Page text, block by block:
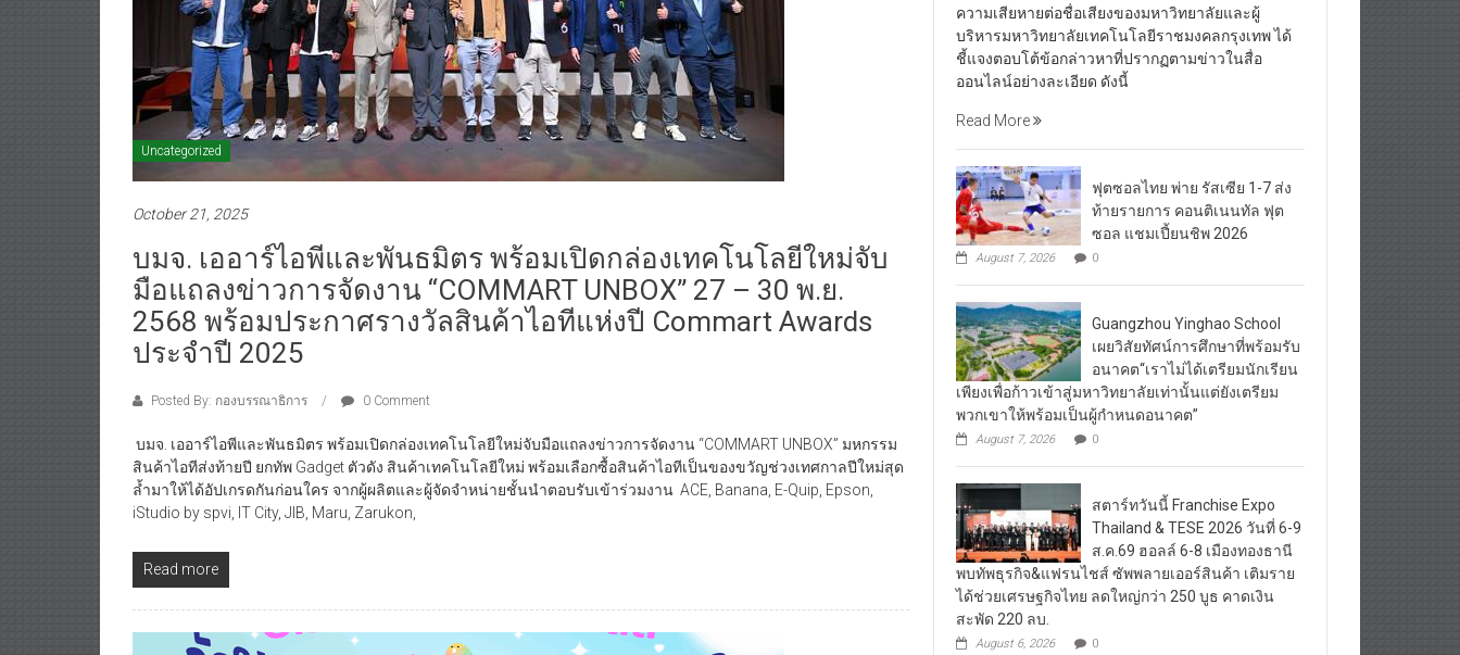
Uncategorized
October 21, 2025
บมจ. เออาร์ไอพีและพันธมิตร พร้อมเปิดกล่องเทคโนโลยีใหม่จับ
มือแถลงข่าวการจัดงาน “COMMART UNBOX” 27 – 30 พ.ย.
2568 พร้อมประกาศรางวัลสินค้าไอทีแห่งปี Commart Awards
ประจำปี 2025
Posted By: กองบรรณาธิการ 0 Comment
บมจ. เออาร์ไอพีและพันธมิตร พร้อมเปิดกล่องเทคโนโลยีใหม่จับมือแถลงข่าวการจัดงาน “COMMART UNBOX” มหกรรม
สินค้าไอทีส่งท้ายปี ยกทัพ Gadget ตัวดัง สินค้าเทคโนโลยีใหม่ พร้อมเลือกซื้อสินค้าไอทีเป็นของขวัญช่วงเทศกาลปีใหม่สุด
ล้ำมาให้ได้อัปเกรดกันก่อนใคร จากผู้ผลิตและผู้จัดจำหน่ายชั้นนำตอบรับเข้าร่วมงาน ACE, Banana, E-Quip, Epson,
iStudio by spvi, IT City, JIB, Maru, Zarukon,
Read more
ความเสียหายต่อชื่อเสียงของมหาวิทยาลัยและผู้
บริหารมหาวิทยาลัยเทคโนโลยีราชมงคลกรุงเทพ ได้
ชี้แจงตอบโต้ข้อกล่าวหาที่ปรากฏตามข่าวในสื่อ
ออนไลน์อย่างละเอียด ดังนี้
Read More
ฟุตซอลไทย พ่าย รัสเซีย 1-7 ส่ง
ท้ายรายการ คอนติเนนทัล ฟุต
ซอล แชมเปี้ยนชิพ 2026
August 7, 2026 0
Guangzhou Yinghao School
เผยวิสัยทัศน์การศึกษาที่พร้อมรับ
อนาคต“เราไม่ได้เตรียมนักเรียน
เพียงเพื่อก้าวเข้าสู่มหาวิทยาลัยเท่านั้นแต่ยังเตรียม
พวกเขาให้พร้อมเป็นผู้กำหนดอนาคต”
August 7, 2026 0
สตาร์ทวันนี้ Franchise Expo
Thailand & TESE 2026 วันที่ 6-9
ส.ค.69 ฮอลล์ 6-8 เมืองทองธานี
พบทัพธุรกิจ&แฟรนไชส์ ซัพพลายเออร์สินค้า เติมราย
ได้ช่วยเศรษฐกิจไทย ลดใหญ่กว่า 250 บูธ คาดเงิน
สะพัด 220 ลบ.
August 6, 2026 0